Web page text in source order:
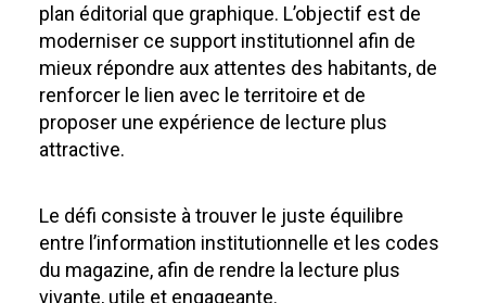
plan éditorial que graphique. L’objectif est de
moderniser ce support institutionnel afin de
mieux répondre aux attentes des habitants, de
renforcer le lien avec le territoire et de
proposer une expérience de lecture plus
attractive.
Le défi consiste à trouver le juste équilibre
entre l’information institutionnelle et les codes
du magazine, afin de rendre la lecture plus
vivante, utile et engageante.